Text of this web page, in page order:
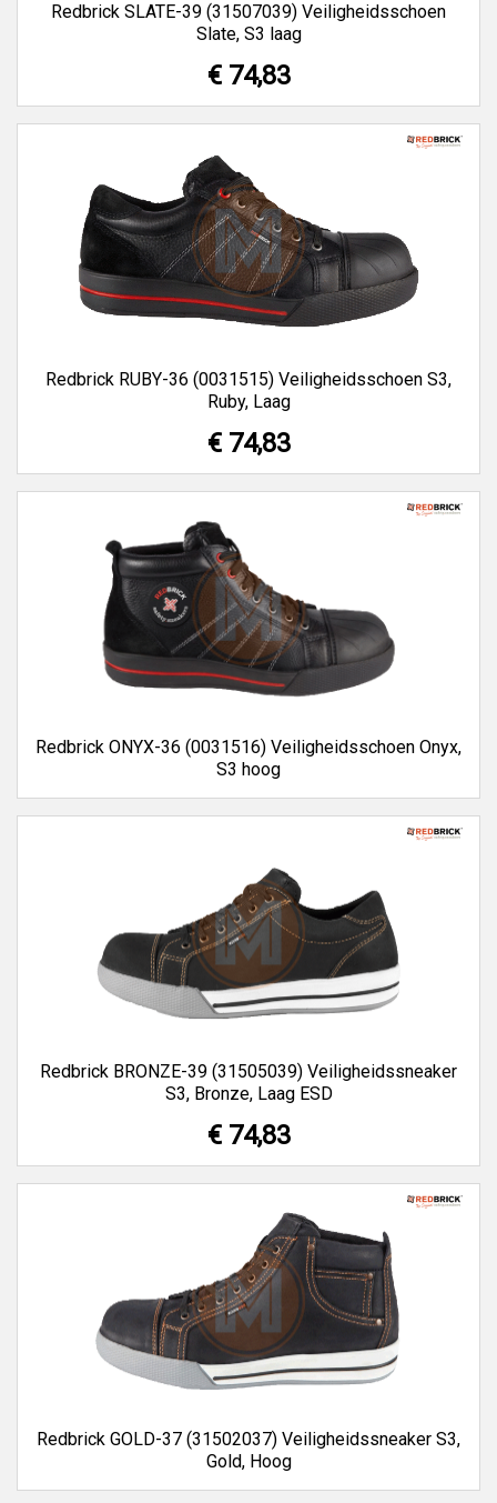
Redbrick SLATE-39 (31507039) Veiligheidsschoen
Slate, S3 laag
€ 74,83
Redbrick RUBY-36 (0031515) Veiligheidsschoen S3,
Ruby, Laag
€ 74,83
Redbrick ONYX-36 (0031516) Veiligheidsschoen Onyx,
S3 hoog
Redbrick BRONZE-39 (31505039) Veiligheidssneaker
S3, Bronze, Laag ESD
€ 74,83
Redbrick GOLD-37 (31502037) Veiligheidssneaker S3,
Gold, Hoog